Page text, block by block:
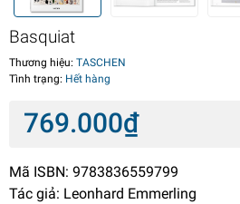
Basquiat
Thương hiệu: TASCHEN
Tình trạng: Hết hàng
769.000₫
Mã ISBN: 9783836559799
Tác giả: Leonhard Emmerling